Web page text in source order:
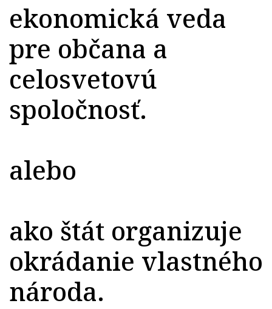
ekonomická veda
pre občana a
celosvetovú
spoločnosť.
alebo
ako štát organizuje
okrádanie vlastného
národa.